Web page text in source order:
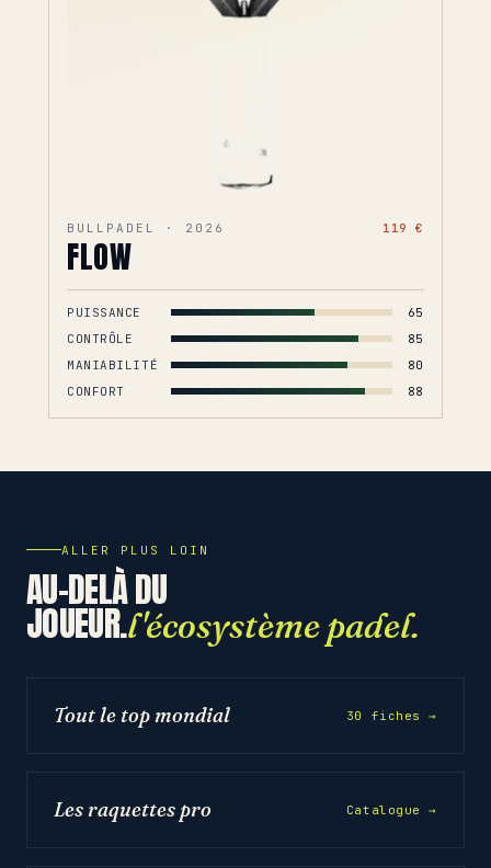
BULLPADEL · 2026 119 €
FLOW
PUISSANCE
65
CONTRÔLE
85
MANIABILITÉ
80
CONFORT
88
ALLER PLUS LOIN
AU-DELÀ DU
JOUEUR.l'écosystème padel.
Tout le top mondial 30 fiches →
Les raquettes pro Catalogue →